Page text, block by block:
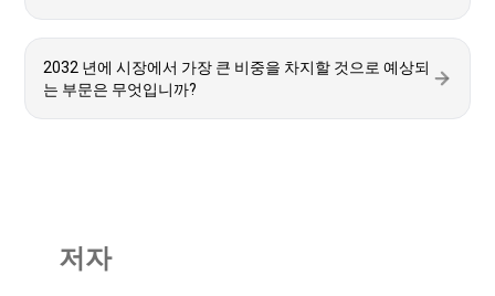
2032 년에 시장에서 가장 큰 비중을 차지할 것으로 예상되
는 부문은 무엇입니까?
저자